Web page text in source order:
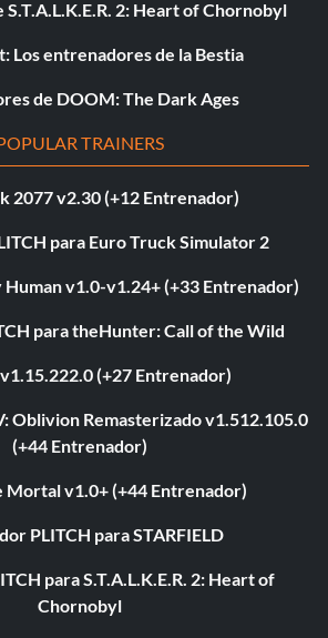
2: Heart of Chornobyl
Los entrenadores de la Bestia
de DOOM: The Dark Ages
TRAINERS
2077 v2.30 (+12 Entrenador)
para Euro Truck Simulator 2
Human v1.0-v1.24+ (+33 Entrenador)
para theHunter: Call of the Wild
(+27 Entrenador)
Oblivion Remasterizado v1.512.105.0
(+44 Entrenador)
Mortal v1.0+ (+44 Entrenador)
PLITCH para STARFIELD
para S.T.A.L.K.E.R. 2: Heart of
Chornobyl